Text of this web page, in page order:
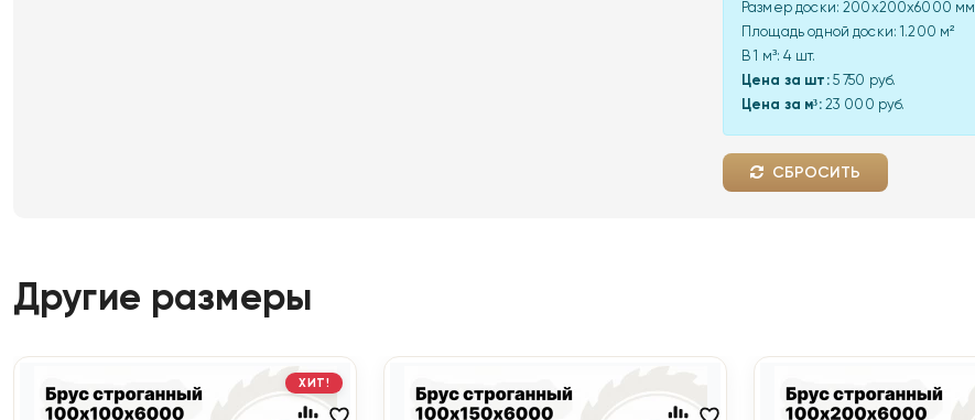
Размер доски:200x200x6000 мм
Площадь одной доски:1.200 м²
В 1 м³:4шт.
Цена за шт:5 750 руб.
Цена за м³:23 000 руб.
СБРОСИТЬ
Другие размеры
ХИТ!